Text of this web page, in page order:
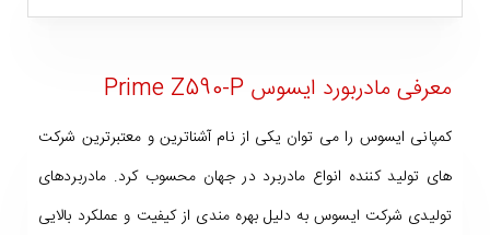
معرفی مادربورد ایسوس Prime Z590-P
کمپانی ایسوس را می توان یکی از نام آشناترین و معتبرترین شرکت
های تولید کننده انواع مادربرد در جهان محسوب کرد. مادربردهای
تولیدی شرکت ایسوس به دلیل بهره مندی از کیفیت و عملکرد بالایی